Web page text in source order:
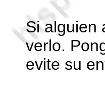
Si alguien
verlo.
evite su